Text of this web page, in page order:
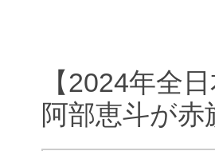
【2024年全
阿部恵斗が